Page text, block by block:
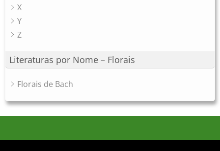
X
Y
Z
Literaturas por Nome – Florais
Florais de Bach